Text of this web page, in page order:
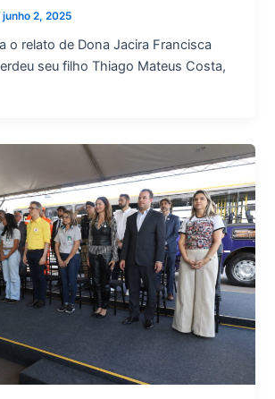
junho 2, 2025
o relato de Dona Jacira Francisca
seu filho Thiago Mateus Costa,